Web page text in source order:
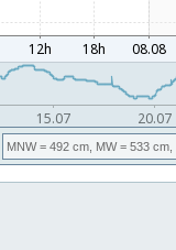
MNW= 492 cm, MW= 533 cm,